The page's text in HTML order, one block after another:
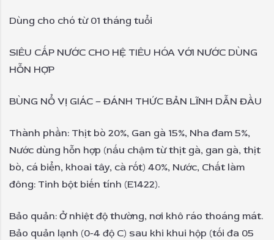
Dùng cho chó từ 01 tháng tuổi
SIÊU CẤP NƯỚC CHO HỆ TIÊU HÓA VỚI NƯỚC DÙNG
HỖN HỢP
BÙNG NỔ VỊ GIÁC – ĐÁNH THỨC BẢN LĨNH DẪN ĐẦU
Thành phần: Thịt bò 20%, Gan gà 15%, Nha đam 5%,
Nước dùng hỗn hợp (nấu chậm từ thịt gà, gan gà, thịt
bò, cá biển, khoai tây, cà rốt) 40%, Nước, Chất làm
đông: Tinh bột biến tính (E1422).
Bảo quản: Ở nhiệt độ thường, nơi khô ráo thoáng mát.
Bảo quản lạnh (0-4 độ C) sau khi khui hộp (tối đa 05